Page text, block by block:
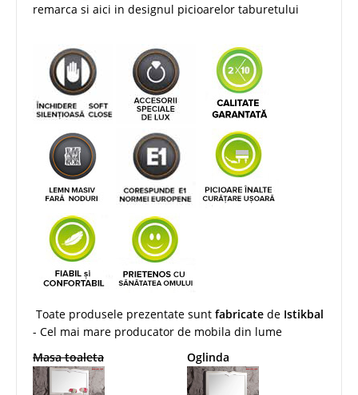
remarca si aici in designul picioarelor taburetului
Toate produsele prezentate sunt fabricate de Istikbal
- Cel mai mare producator de mobila din lume
Masa toaleta
Oglinda